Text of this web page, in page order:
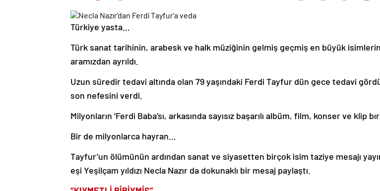
Türkiye yasta…
Türk sanat tarihinin, arabesk ve halk müziğinin gelmiş geçmiş en büyük
aramızdan ayrıldı.
Uzun süredir tedavi altında olan 79 yaşındaki Ferdi Tayfur dün gece tedavi
son nefesini verdi.
Milyonların ‘Ferdi Baba’sı, arkasında sayısız başarılı albüm, film, konser ve klip
Bir de milyonlarca hayran…
Tayfur’un ölümünün ardından sanat ve siyasetten birçok isim taziye mesajı
eşi Yeşilçam yıldızı Necla Nazır da dokunaklı bir mesaj paylaştı.